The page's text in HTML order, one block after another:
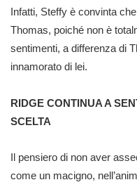
Infatti, Steffy è convinta
Thomas, poiché non è
sentimenti, a differenza di
innamorato di lei.
RIDGE CONTINUA A
SCELTA
Il pensiero di non aver
come un macigno,